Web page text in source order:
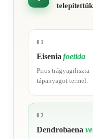
telepítettük
01
Eiseniafoetida
Piros trágyagiliszta
tápanyagot termel.
02
Dendrobaena